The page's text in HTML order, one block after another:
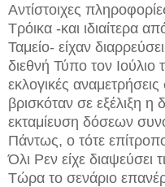
Aντίστοιχες
Τρόικα -και ιδιαίτερα
Ταμείο- είχαν
διεθνή Τύπο τον Ιούλιο
εκλογικές
βρισκόταν σε εξέλιξη η
εκταμίευση δόσεων
Πάντως, ο τότε
Όλι Ρεν είχε διαψεύσει
Τώρα το σενάριο